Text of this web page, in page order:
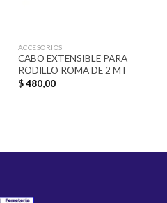
ACCESORIOS
CABO EXTENSIBLE PARA
RODILLO ROMA DE 2 MT
$480,00